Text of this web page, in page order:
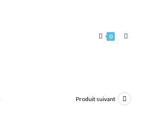
0
Produit suivant